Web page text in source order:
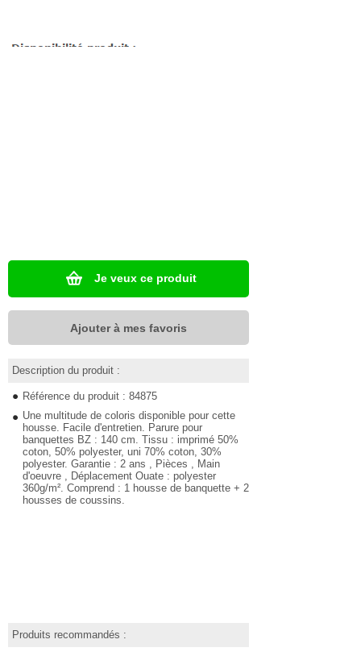
Je veux ce produit
Ajouter à mes favoris
Description du produit :
Référence du produit : 84875
Une multitude de coloris disponible pour cette
housse. Facile d'entretien. Parure pour
banquettes BZ : 140 cm. Tissu : imprimé 50%
coton, 50% polyester, uni 70% coton, 30%
polyester. Garantie : 2 ans , Pièces , Main
d'oeuvre , Déplacement Ouate : polyester
360g/m². Comprend : 1 housse de banquette + 2
housses de coussins.
Produits recommandés :